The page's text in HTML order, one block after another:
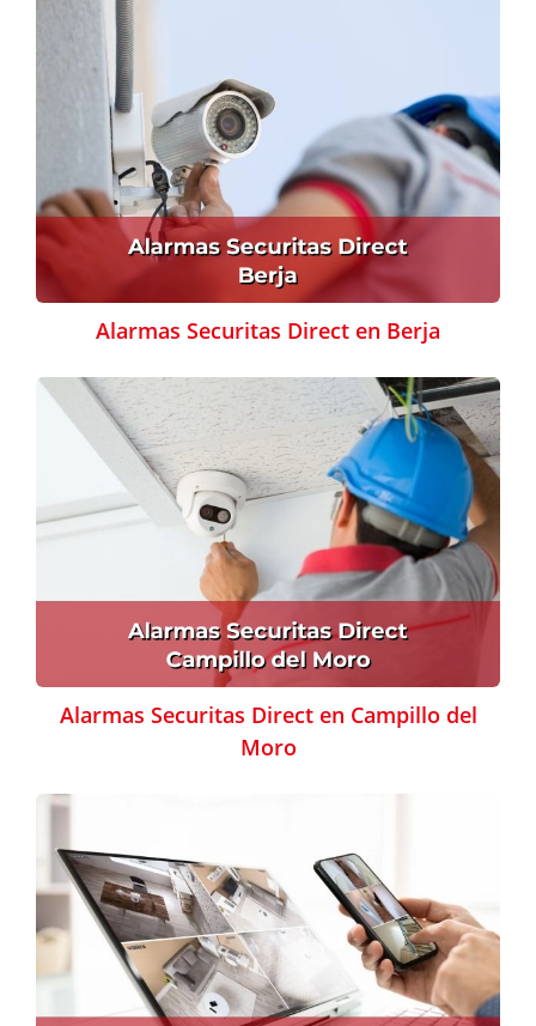
Alarmas Securitas Direct en Berja
Alarmas Securitas Direct en Campillo del
Moro